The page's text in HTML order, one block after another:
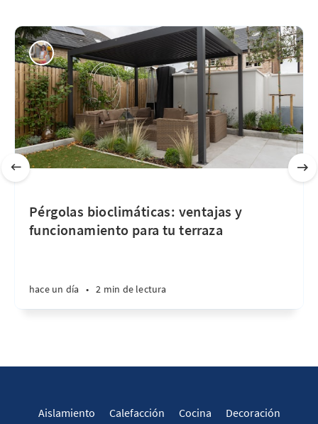
Pérgolas bioclimáticas: ventajas y
funcionamiento para tu terraza
hace un día • 2 min de lectura
Aislamiento Calefacción Cocina Decoración